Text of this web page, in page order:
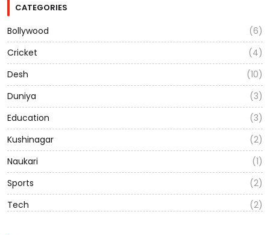
CATEGORIES
Bollywood
(6)
Cricket
(4)
Desh
(10)
Duniya
(3)
Education
(3)
Kushinagar
(2)
Naukari
(1)
Sports
(2)
Tech
(2)